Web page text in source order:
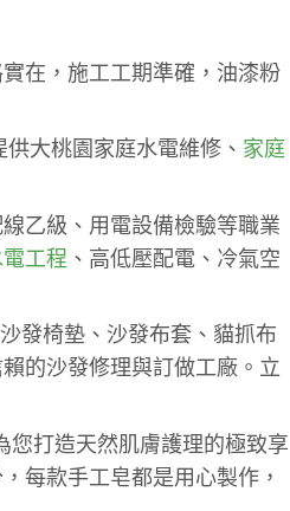
在，施工工期準確，油漆粉
大桃園家庭水電維修、 家庭
乙級、用電設備檢驗等職業
工程 、高低壓配電、冷氣空
發椅墊、沙發布套、貓抓布
的沙發修理與訂做工廠。立
您打造天然肌膚護理的極致享
每款手工皂都是用心製作，